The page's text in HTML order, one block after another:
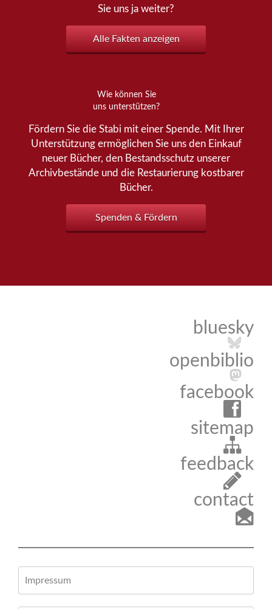
Sie uns ja weiter?
Alle Fakten anzeigen
Wie können Sie
uns unterstützen?
Fördern Sie die Stabi mit einer Spende. Mit Ihrer
Unterstützung ermöglichen Sie uns den Einkauf
neuer Bücher, den Bestandsschutz unserer
Archivbestände und die Restaurierung kostbarer
Bücher.
Spenden & Fördern
bluesky
openbiblio
facebook
sitemap
feedback
contact
Impressum